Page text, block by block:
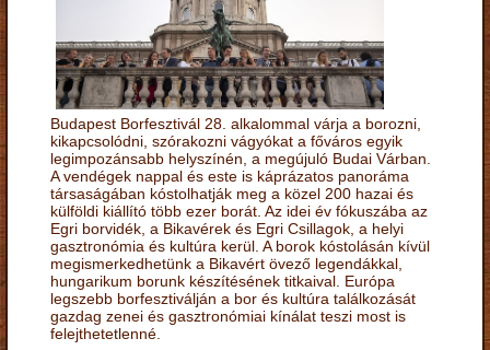
Budapest Borfesztivál 28. alkalommal várja a borozni,
kikapcsolódni, szórakozni vágyókat a főváros egyik
legimpozánsabb helyszínén, a megújuló Budai Várban.
A vendégek nappal és este is káprázatos panoráma
társaságában kóstolhatják meg a közel 200 hazai és
külföldi kiállító több ezer borát. Az idei év fókuszába az
Egri borvidék, a Bikavérek és Egri Csillagok, a helyi
gasztronómia és kultúra kerül. A borok kóstolásán kívül
megismerkedhetünk a Bikavért övező legendákkal,
hungarikum borunk készítésének titkaival. Európa
legszebb borfesztiválján a bor és kultúra találkozását
gazdag zenei és gasztronómiai kínálat teszi most is
felejthetetlenné.